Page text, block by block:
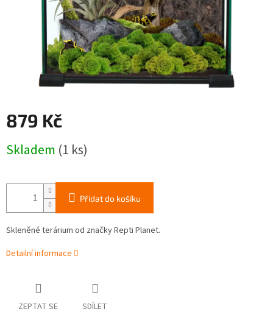
879 Kč
cena:
Skladem (1 ks)
Přidat do košíku
Skleněné terárium od značky Repti Planet.
Detailní informace
ZEPTAT SE SDÍLET